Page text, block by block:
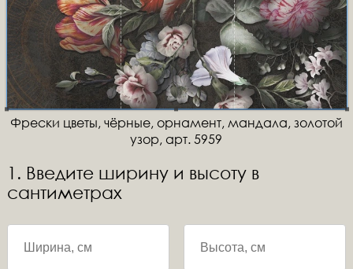
Фрески цветы, чёрные, орнамент, мандала, золотой
узор, арт. 5959
1. Введите ширину и высоту в
сантиметрах